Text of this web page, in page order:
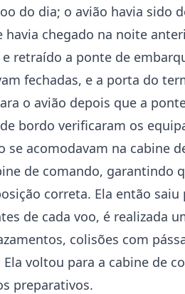
do dia; o avião havia sido
chegado na noite
retraído a ponte de
fechadas, e a porta do
o avião depois que a
bordo verificaram os
se acomodavam na cabine
de comando, garantindo
correta. Ela então
de cada voo, é realizada
colisões com
voltou para a cabine de
preparativos.